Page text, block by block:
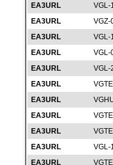
EA3URL
VGL-
EA3URL
VGZ-
EA3URL
VGL-
EA3URL
VGL-
EA3URL
VGL-
EA3URL
EA3URL
EA3URL
EA3URL
EA3URL
VGL-
EA3URL